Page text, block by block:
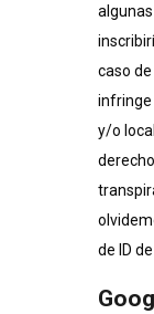
caso
infringe
y/o
de ID